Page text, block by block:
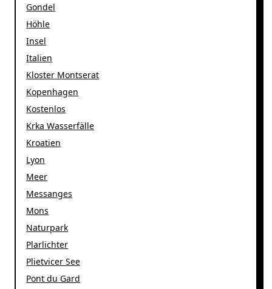
Gondel
Höhle
Insel
Italien
Kloster Montserat
Kopenhagen
Kostenlos
Krka Wasserfälle
Kroatien
Lyon
Meer
Messanges
Mons
Naturpark
Plarlichter
Plietvicer See
Pont du Gard